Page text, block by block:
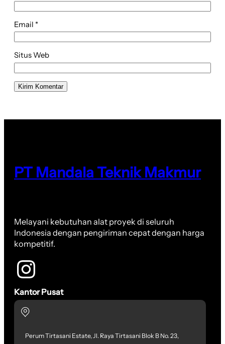
Email *
Situs Web
PT Mandala Teknik Makmur
Melayani kebutuhan alat proyek di seluruh
Indonesia dengan pengiriman cepat dengan harga
kompetitif.
Kantor Pusat
Perum Tirtasani Estate, Jl. Raya Tirtasani Blok B No. 23,